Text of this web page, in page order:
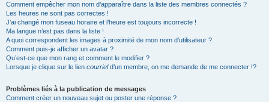
Comment empêcher mon nom d’apparaître dans la liste des membres connectés ?
Les heures ne sont pas correctes !
J’ai changé mon fuseau horaire et l’heure est toujours incorrecte !
Ma langue n’est pas dans la liste !
A quoi correspondent les images à proximité de mon nom d’utilisateur ?
Comment puis-je afficher un avatar ?
Qu’est-ce que mon rang et comment le modifier ?
Lorsque je clique sur le lien courrield’un membre, on me demande de me connecter !?
Problèmes liés à la publication de messages
Comment créer un nouveau sujet ou poster une réponse ?